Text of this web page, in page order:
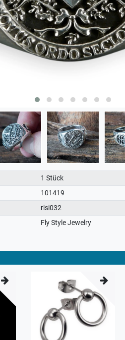
1 Stück
101419
risi032
Fly Style Jewelry